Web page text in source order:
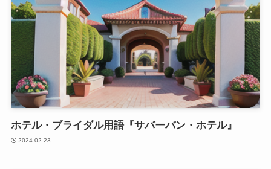
ホテル・ブライダル用語『サバーバン・ホテル』
2024-02-23